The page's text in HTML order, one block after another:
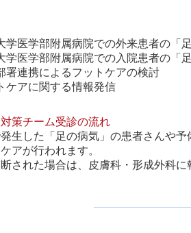
学医学部附属病院での外来患者の「
学医学部附属病院での入院患者の「
署連携によるフットケアの検討
ケアに関する情報発信
策チーム受診の流れ
生した「足の病気」の患者さんや
アが行われます。
された場合は、皮膚科・形成外科